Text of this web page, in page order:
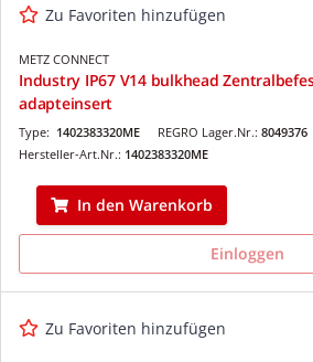
Zu Favoriten hinzufügen
METZ CONNECT
Industry IP67 V14 bulkhead
adapteinsert
REGRO Lager.Nr.: 8049376
Type: 1402383320ME
Hersteller-Art.Nr.: 1402383320ME
In den Warenkorb
Einloggen
Zu Favoriten hinzufügen